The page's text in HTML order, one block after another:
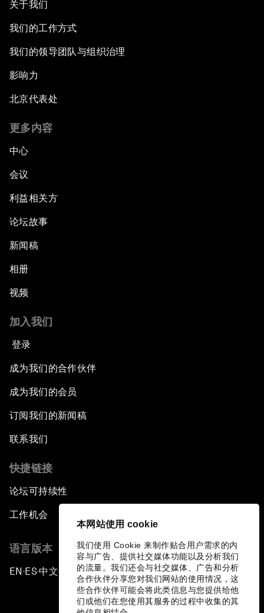
本网站使用 cookie
我们使用 Cookie 来制作贴合用户需求的内
容与广告、提供社交媒体功能以及分析我们
的流量。我们还会与社交媒体、广告和分析
合作伙伴分享您对我们网站的使用情况，这
些合作伙伴可能会将此类信息与您提供给他
们或他们在您使用其服务的过程中收集的其
关于我们
我们的工作方式
我们的领导团队与组织治理
影响力
北京代表处
更多内容
中心
会议
利益相关方
论坛故事
新闻稿
相册
视频
加入我们
登录
成为我们的合作伙伴
成为我们的会员
订阅我们的新闻稿
联系我们
快捷链接
论坛可持续性
工作机会
语言版本
EN ▪ES▪中文▪ 日本語